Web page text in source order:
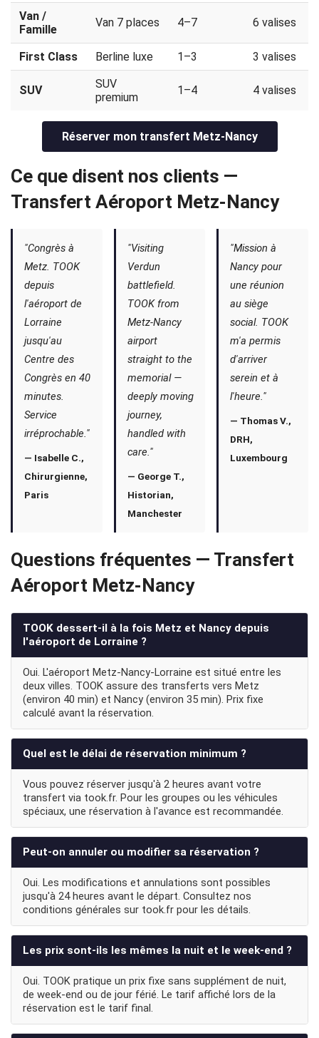
Van /
Famille
Van 7 places 4–7 6 valises
First Class Berline luxe 1–3 3 valises
SUV
SUV
premium
1–4 4 valises
Réserver mon transfert Metz-Nancy
Ce que disent nos clients —
Transfert Aéroport Metz-Nancy
"Congrès à
Metz. TOOK
depuis
l'aéroport de
Lorraine
jusqu'au
Centre des
Congrès en 40
minutes.
Service
irréprochable."
— Isabelle C.,
Chirurgienne,
Paris
"Visiting
Verdun
battlefield.
TOOK from
Metz-Nancy
airport
straight to the
memorial —
deeply moving
journey,
handled with
care."
— George T.,
Historian,
Manchester
"Mission à
Nancy pour
une réunion
au siège
social. TOOK
m'a permis
d'arriver
serein et à
l'heure."
— Thomas V.,
DRH,
Luxembourg
Questions fréquentes — Transfert
Aéroport Metz-Nancy
TOOK dessert-il à la fois Metz et Nancy depuis
l'aéroport de Lorraine ?
Oui. L'aéroport Metz-Nancy-Lorraine est situé entre les
deux villes. TOOK assure des transferts vers Metz
(environ 40 min) et Nancy (environ 35 min). Prix fixe
calculé avant la réservation.
Quel est le délai de réservation minimum ?
Vous pouvez réserver jusqu'à 2 heures avant votre
transfert via took.fr. Pour les groupes ou les véhicules
spéciaux, une réservation à l'avance est recommandée.
Peut-on annuler ou modifier sa réservation ?
Oui. Les modifications et annulations sont possibles
jusqu'à 24 heures avant le départ. Consultez nos
conditions générales sur took.fr pour les détails.
Les prix sont-ils les mêmes la nuit et le week-end ?
Oui. TOOK pratique un prix fixe sans supplément de nuit,
de week-end ou de jour férié. Le tarif affiché lors de la
réservation est le tarif final.